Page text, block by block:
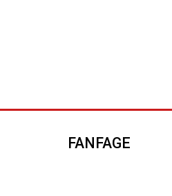
FANFAGE